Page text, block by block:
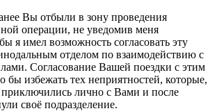
Вы отбыли в зону проведения
операции, не уведомив меня
я имел возможность согласовать эту
отделом по взаимодействию с
Согласование Вашей поездки с этим
бы избежать тех неприятностей, которые,
лично с Вами и после
своё подразделение.